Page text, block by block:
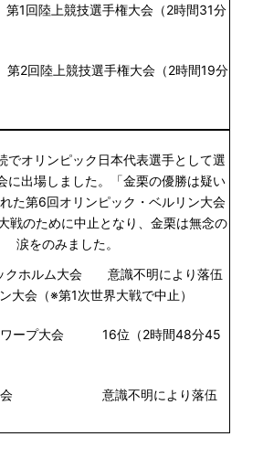
1回陸上競技選手権大会（2時間31分
2回陸上競技選手権大会（2時間19分
でオリンピック日本代表選手として選
に出場しました。「金栗の優勝は疑い
た第6回オリンピック・ベルリン大会
戦のために中止となり、金栗は無念の
涙をのみました。
クホルム大会 意識不明により落伍
会（※第1次世界大戦で中止）
ワープ大会 16位（2時間48分45
大会 意識不明により落伍